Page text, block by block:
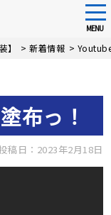
MENU
】 >新着情報 >
布っ！
稿日：2023年2月18日